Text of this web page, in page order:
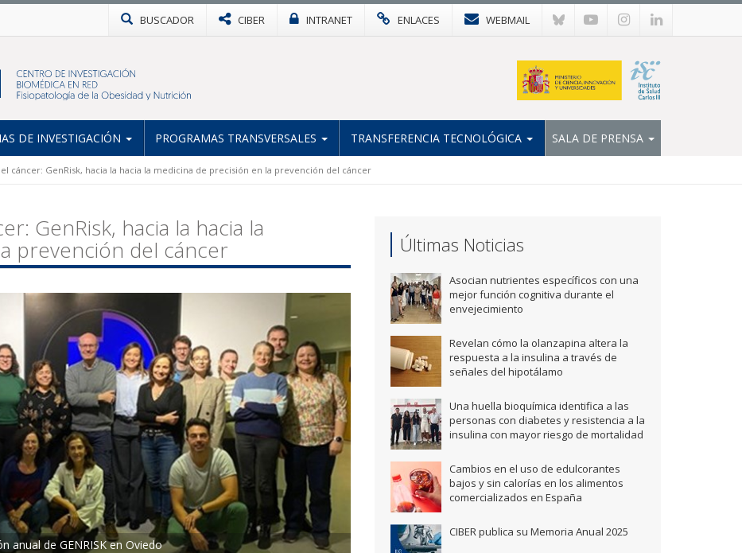
BUSCADOR CIBER INTRANET ENLACES WEBMAIL
DE INVESTIGACIÓN PROGRAMAS TRANSVERSALES TRANSFERENCIA TECNOLÓGICA SALA DE PRENSA
cáncer: GenRisk, hacia la hacia la medicina de precisión en la prevención del cáncer
GenRisk, hacia la hacia la
prevención del cáncer
anual de GENRISK en Oviedo
Últimas Noticias
Asocian nutrientes específicos con una
mejor función cognitiva durante el
envejecimiento
Revelan cómo la olanzapina altera la
respuesta a la insulina a través de
señales del hipotálamo
Una huella bioquímica identifica a las
personas con diabetes y resistencia a la
insulina con mayor riesgo de mortalidad
Cambios en el uso de edulcorantes
bajos y sin calorías en los alimentos
comercializados en España
CIBER publica su Memoria Anual 2025